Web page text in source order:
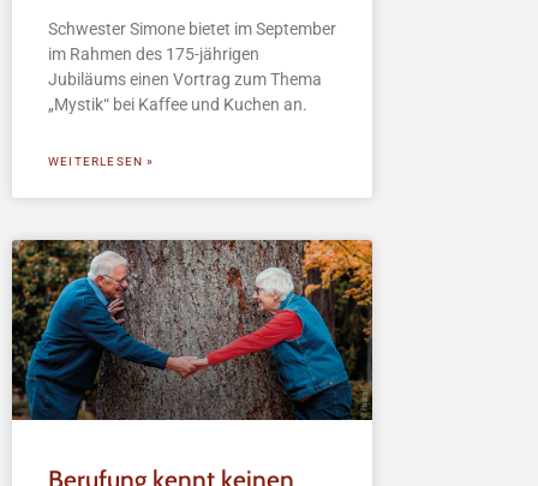
Schwester Simone bietet im September
im Rahmen des 175-jährigen
Jubiläums einen Vortrag zum Thema
„Mystik“ bei Kaffee und Kuchen an.
WEITERLESEN »
Berufung kennt keinen